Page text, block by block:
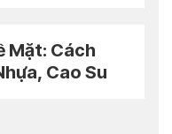
Mặt: Cách
Cao Su